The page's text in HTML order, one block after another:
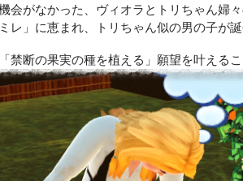
会がなかった、ヴィオラとトリちゃん婦々
レ」に恵まれ、トリちゃん似の男の子が誕
禁断の果実の種を植える」願望を叶えるこ